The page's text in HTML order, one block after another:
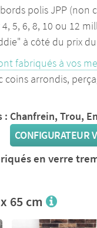
polis JPP (non
5, 6, 8, 10 ou 12
à côté du prix
fabriqués à vos
coins arrondis,
Chanfrein, Trou,
CONFIGURATEUR
en verre
65 cm